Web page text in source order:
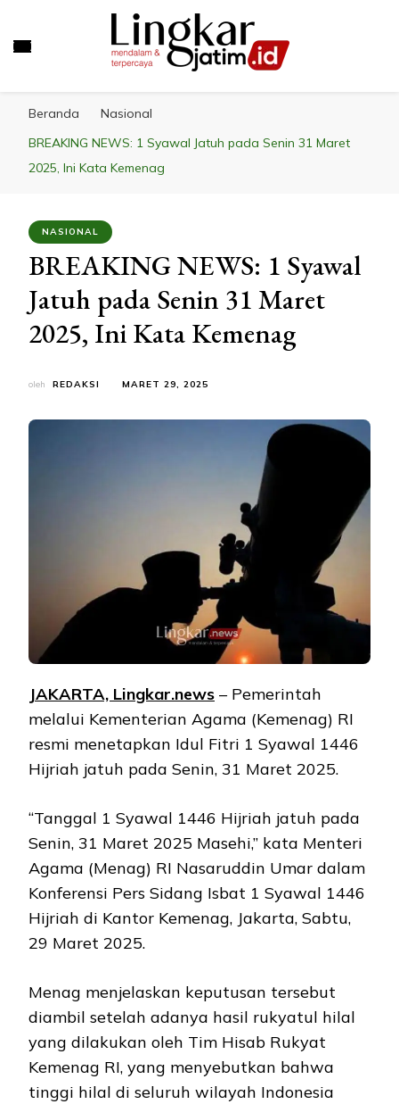
Beranda
Nasional
BREAKING NEWS: 1 Syawal Jatuh pada Senin 31 Maret
2025, Ini Kata Kemenag
NASIONAL
BREAKING NEWS: 1 Syawal
Jatuh pada Senin 31 Maret
2025, Ini Kata Kemenag
oleh REDAKSI MARET 29, 2025
JAKARTA, Lingkar.news – Pemerintah
melalui Kementerian Agama (Kemenag) RI
resmi menetapkan Idul Fitri 1 Syawal 1446
Hijriah jatuh pada Senin, 31 Maret 2025.
“Tanggal 1 Syawal 1446 Hijriah jatuh pada
Senin, 31 Maret 2025 Masehi,” kata Menteri
Agama (Menag) RI Nasaruddin Umar dalam
Konferensi Pers Sidang Isbat 1 Syawal 1446
Hijriah di Kantor Kemenag, Jakarta, Sabtu,
29 Maret 2025.
Menag menjelaskan keputusan tersebut
diambil setelah adanya hasil rukyatul hilal
yang dilakukan oleh Tim Hisab Rukyat
Kemenag RI, yang menyebutkan bahwa
tinggi hilal di seluruh wilayah Indonesia